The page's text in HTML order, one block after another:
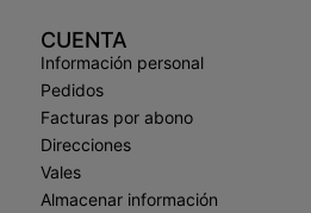
CUENTA
Información personal
Pedidos
Facturas por abono
Direcciones
Vales
Almacenar información